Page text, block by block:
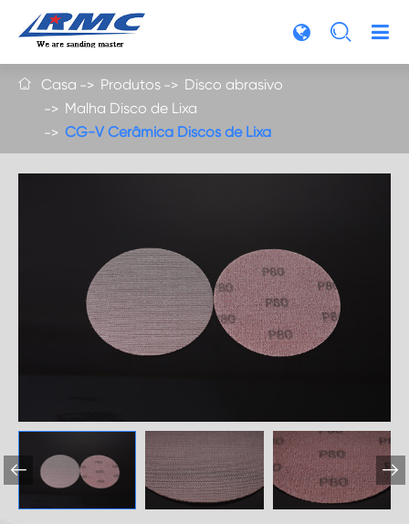

 Casa Produtos
Disco abrasivo
Malha Disco de Lixa
CG-V Cerâmica Discos de Lixa

